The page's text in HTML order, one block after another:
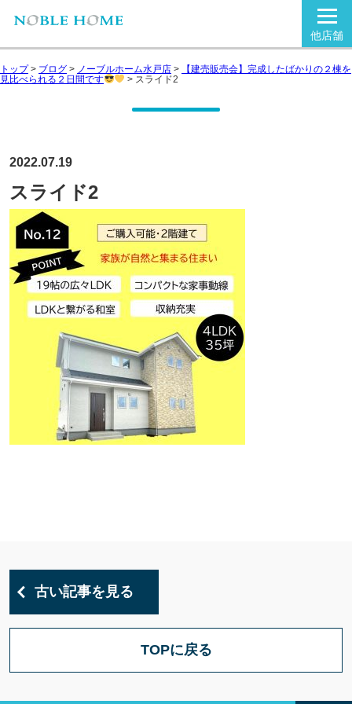
他店舗
トップ> ブログ > ノーブルホーム水戸店 >
【建売販売会】完成したばかりの２棟を
見比べられる２日間です
> スライド2
2022.07.19
スライド2
古い記事を見る
TOPに戻る